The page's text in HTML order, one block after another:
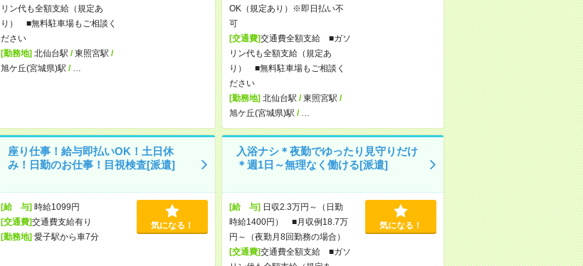
リン代も全額支給（規定あ
り） ■無料駐車場もご相談く
ださい
[勤務地]北仙台駅 /東照宮駅 /
旭ケ丘(宮城県)駅 /
OK（規定あり）※即日払い不
可
[交通費]交通費全額支給 ■ガソ
リン代も全額支給（規定あ
り） ■無料駐車場もご相談く
ださい
[勤務地]北仙台駅 /東照宮駅 /
旭ケ丘(宮城県)駅 /
座り仕事！給与即払いOK！土日休
み！日勤のお仕事！目視検査[派遣]
[給 与]時給1099円
[交通費]交通費支給有り
[勤務地]愛子駅から車7分
気になる！
入浴ナシ＊夜勤でゆったり見守りだけ
＊週1日～無理なく働ける[派遣]
[給 与]日収2.3万円～（日勤
時給1400円） ■月収例18.7万
円～（夜勤月8回勤務の場合）
[交通費]交通費全額支給 ■ガソ
気になる！